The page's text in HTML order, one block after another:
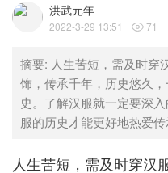
洪武元年
2022-3-29 13:51 71
摘要: 人生苦短，需及时穿
饰，传承千年，历史悠久
史。了解汉服就一定要深
服的历史才能更好地热爱
人生苦短，需及时穿汉服